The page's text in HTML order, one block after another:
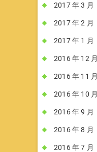
2017 年 3 月
2017 年 2 月
2017 年 1 月
2016 年 12 月
2016 年 11 月
2016 年 10 月
2016 年 9 月
2016 年 8 月
2016 年 7 月